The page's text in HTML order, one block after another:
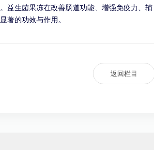
益生菌果冻在改善肠道功能、增强免疫力、辅
著的功效与作用。
返回栏目